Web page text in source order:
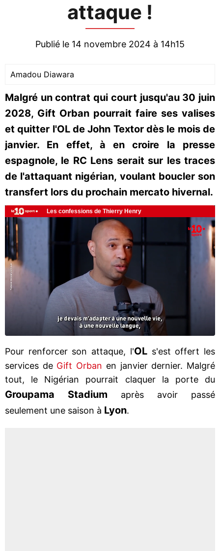
attaque !
Publié le 14 novembre 2024 à 14h15
Amadou Diawara
Malgré un contrat qui court jusqu'au 30 juin
2028, Gift Orban pourrait faire ses valises
et quitter l'OL de John Textor dès le mois de
janvier. En effet, à en croire la presse
espagnole, le RC Lens serait sur les traces
de l'attaquant nigérian, voulant boucler son
transfert lors du prochain mercato hivernal.
Pour renforcer son attaque, l'OLs'est offert les
services de Gift Orban en janvier dernier. Malgré
tout, le Nigérian pourrait claquer la porte du
Groupama Stadium
après avoir passé
seulement une saison à Lyon.